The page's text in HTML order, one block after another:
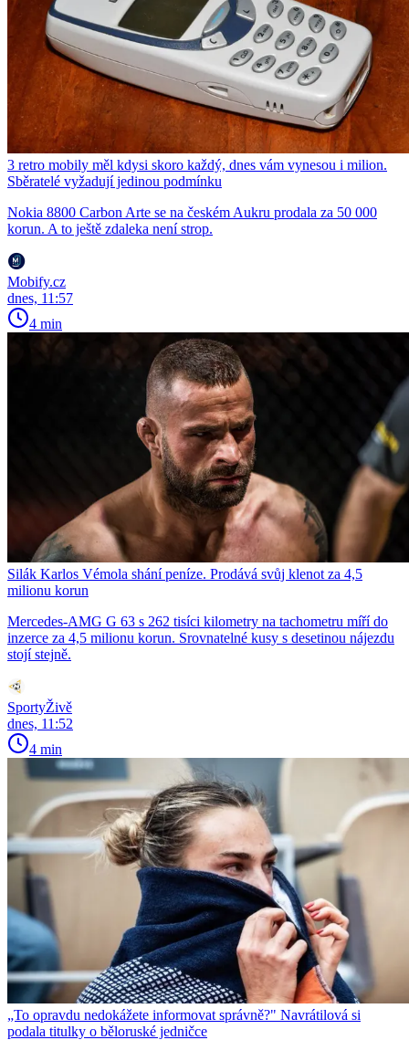
3 retro mobily měl kdysi skoro každý, dnes vám vynesou i milion.
Sběratelé vyžadují jedinou podmínku
Nokia 8800 Carbon Arte se na českém Aukru prodala za 50 000
korun. A to ještě zdaleka není strop.
Mobify.cz
dnes, 11:57
4 min
Silák Karlos Vémola shání peníze. Prodává svůj klenot za 4,5
milionu korun
Mercedes-AMG G 63 s 262 tisíci kilometry na tachometru míří do
inzerce za 4,5 milionu korun. Srovnatelné kusy s desetinou nájezdu
stojí stejně.
SportyŽivě
dnes, 11:52
4 min
„To opravdu nedokážete informovat správně?" Navrátilová si
podala titulky o běloruské jedničce